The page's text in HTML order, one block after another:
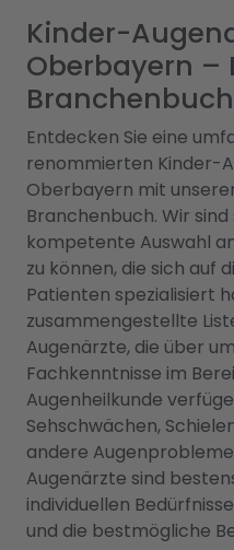
Kinder-
Oberbayern –
Entdecken Sie eine
renommierten Kinder-
Oberbayern mit
Branchenbuch. Wir
kompetente Auswahl
zu können, die sich auf
Patienten spezialisiert
zusammengestellte
Augenärzte, die über
Fachkenntnisse im
Augenheilkunde
Sehschwächen,
andere
Augenärzte sind
individuellen
und die bestmögliche